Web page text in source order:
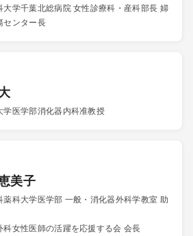
大学千葉北総病院 女性診療科・産科部長 婦
センター長
学医学部消化器内科准教授
美子
薬科大学医学部 一般・消化器外科学教室 助
科女性医師の活躍を応援する会 会長